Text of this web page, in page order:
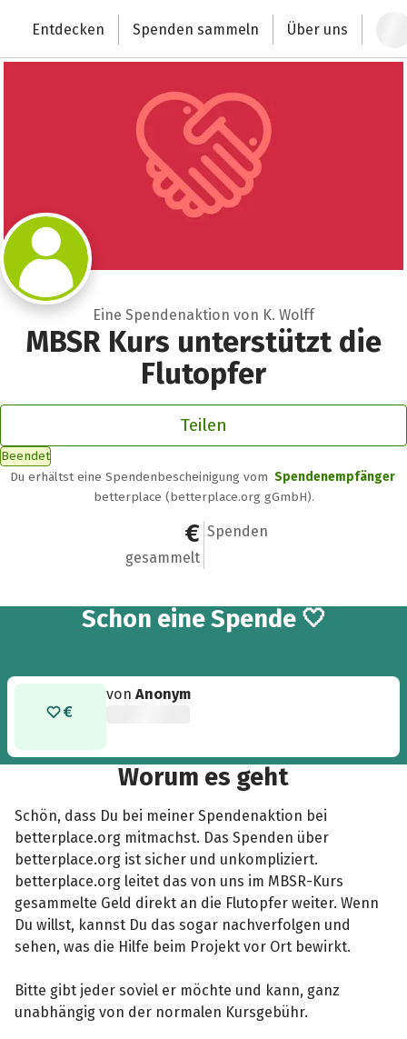
Deutschlands größte Spendenplattform
Entdecken Spenden sammeln Über uns
Eine Spendenaktion von K. Wolff
MBSR Kurs unterstützt die
Flutopfer
Teilen
Beendet
Du erhältst eine Spendenbescheinigung vom Spendenempfänger
betterplace (betterplace.org gGmbH).
200 €
gesammelt
1
Spenden
Schon eine Spende 🤍
vonAnonym
Worum es geht
Schön, dass Du bei meiner Spendenaktion bei
betterplace.org mitmachst. Das Spenden über
betterplace.org ist sicher und unkompliziert.
betterplace.org leitet das von uns im MBSR-Kurs
gesammelte Geld direkt an die Flutopfer weiter. Wenn
Du willst, kannst Du das sogar nachverfolgen und
sehen, was die Hilfe beim Projekt vor Ort bewirkt.
Bitte gibt jeder soviel er möchte und kann, ganz
unabhängig von der normalen Kursgebühr.